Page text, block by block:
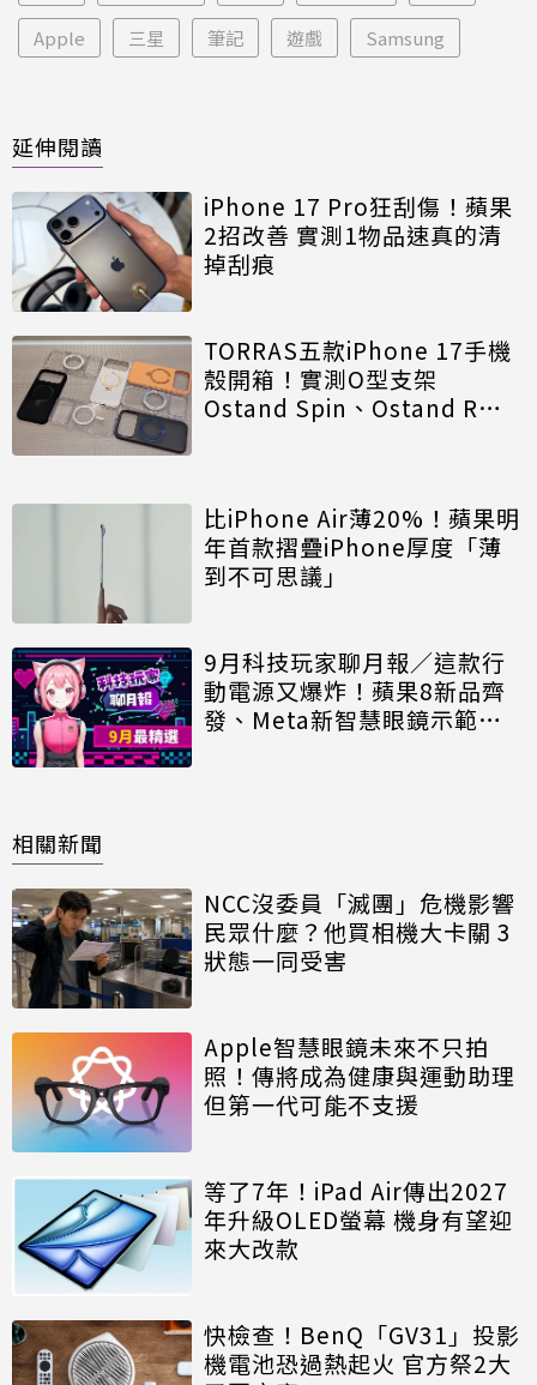
Apple 三星 筆記 遊戲 Samsung
延伸閱讀
iPhone 17 Pro狂刮傷！蘋果
2招改善 實測1物品速真的清
掉刮痕
TORRAS五款iPhone 17手機
殼開箱！實測O型支架
Ostand Spin、Ostand R值
比iPhone Air薄20%！蘋果明
年首款摺疊iPhone厚度「薄
到不可思議」
9月科技玩家聊月報／這款行
動電源又爆炸！蘋果8新品齊
發、Meta新智慧眼鏡示範出
相關新聞
NCC沒委員「滅團」危機影響
民眾什麼？他買相機大卡關 3
狀態一同受害
Apple智慧眼鏡未來不只拍
照！傳將成為健康與運動助理
但第一代可能不支援
等了7年！iPad Air傳出2027
年升級OLED螢幕 機身有望迎
來大改款
快檢查！BenQ「GV31」投影
機電池恐過熱起火 官方祭2大